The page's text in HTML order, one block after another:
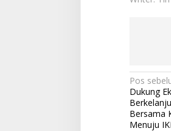
pos
Pos
Dukung
Bersama
Menuju